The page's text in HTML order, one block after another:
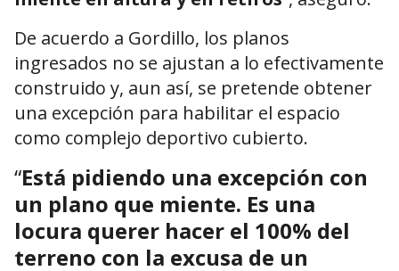
De acuerdo a Gordillo, los planos
ingresados no se ajustan a lo efectivamente
construido y, aun así, se pretende obtener
una excepción para habilitar el espacio
como complejo deportivo cubierto.
“Está pidiendo una excepción con
un plano que miente. Es una
locura querer hacer el 100% del
terreno con la excusa de un